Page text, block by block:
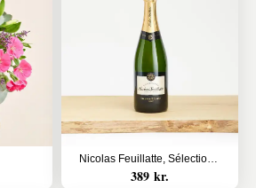
Nicolas Feuillatte, Sélection Brut, Champagne
389 kr.